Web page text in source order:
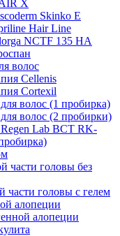
X
Skinko E
Hair Line
NCTF 135 HA
волос
Cellenis
Cortexil
волос (1 пробирка)
волос (2 пробирки)
Lab BCT RK-
части головы без
части головы с гелем
алопеции
алопеции